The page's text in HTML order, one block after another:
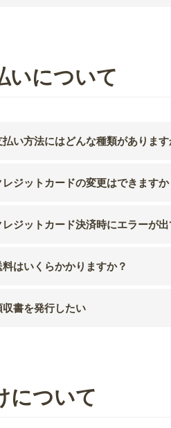
いについて
払い方法にはどんな種類があります
レジットカードの変更はできますか
レジットカード決済時にエラーが
料はいくらかかりますか？
収書を発行したい
について